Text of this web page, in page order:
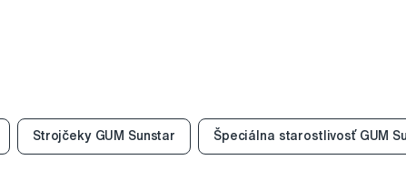
Strojčeky GUM Sunstar Špeciálna starostlivosť GUM